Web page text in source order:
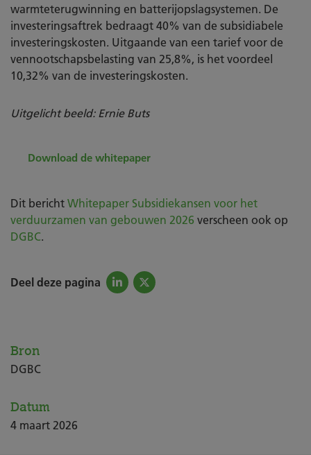
warmteterugwinning en batterijopslagsystemen. De
investeringsaftrek bedraagt 40% van de subsidiabele
investeringskosten. Uitgaande van een tarief voor de
vennootschapsbelasting van 25,8%, is het voordeel
10,32% van de investeringskosten.
Uitgelicht beeld: Ernie Buts
Download de whitepaper
Dit bericht Whitepaper Subsidiekansen voor het
verduurzamen van gebouwen 2026 verscheen ook op
DGBC.
Deel deze pagina
Bron
DGBC
Datum
4 maart 2026